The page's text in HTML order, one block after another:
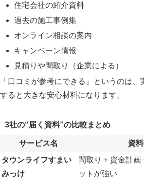
住宅会社の紹介資料
過去の施工事例集
オンライン相談の案内
キャンペーン情報
見積りや間取り（企業による）
「口コミが参考にできる」というのは
すると大きな安心材料になります。
3社の“届く資料”の比較まとめ
サービス名
資
タウンライフすまい
みっけ
間取り + 資金計
ットが強い